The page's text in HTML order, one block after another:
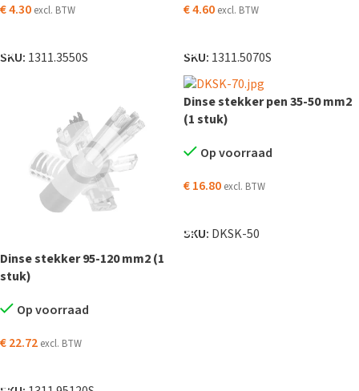
€4.30 excl. BTW
SKU: 1311.3550S
€4.60 excl. BTW
SKU: 1311.5070S
Dinse stekker 95-120 mm2 (1
stuk)
Op voorraad
€22.72 excl. BTW
Dinse stekker pen 35-50 mm2
(1 stuk)
Op voorraad
€16.80 excl. BTW
SKU: DKSK-50